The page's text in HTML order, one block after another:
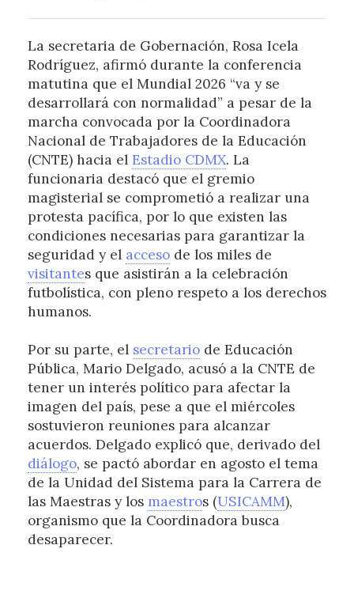
La secretaria de Gobernación, Rosa Icela
Rodríguez, afirmó durante la conferencia
matutina que el Mundial 2026 “va y se
desarrollará con normalidad” a pesar de la
marcha convocada por la Coordinadora
Nacional de Trabajadores de la Educación
(CNTE) hacia el Estadio CDMX. La
funcionaria destacó que el gremio
magisterial se comprometió a realizar una
protesta pacífica, por lo que existen las
condiciones necesarias para garantizar la
seguridad y el accesode los miles de
visitantes que asistirán a la celebración
futbolística, con pleno respeto a los derechos
humanos.
Por su parte, el secretariode Educación
Pública, Mario Delgado, acusó a la CNTE de
tener un interés político para afectar la
imagen del país, pese a que el miércoles
sostuvieron reuniones para alcanzar
acuerdos. Delgado explicó que, derivado del
diálogo, se pactó abordar en agosto el tema
de la Unidad del Sistema para la Carrera de
las Maestras y los maestros (USICAMM),
organismo que la Coordinadora busca
desaparecer.